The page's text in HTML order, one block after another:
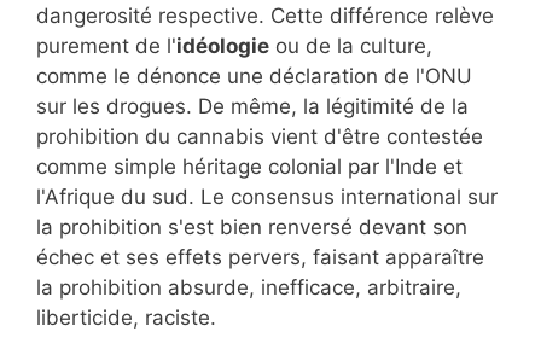
dangerosité respective. Cette différence relève
purement de l'idéologie ou de la culture,
comme le dénonce une déclaration de l'ONU
sur les drogues. De même, la légitimité de la
prohibition du cannabis vient d'être contestée
comme simple héritage colonial par l'Inde et
l'Afrique du sud. Le consensus international sur
la prohibition s'est bien renversé devant son
échec et ses effets pervers, faisant apparaître
la prohibition absurde, inefficace, arbitraire,
liberticide, raciste.